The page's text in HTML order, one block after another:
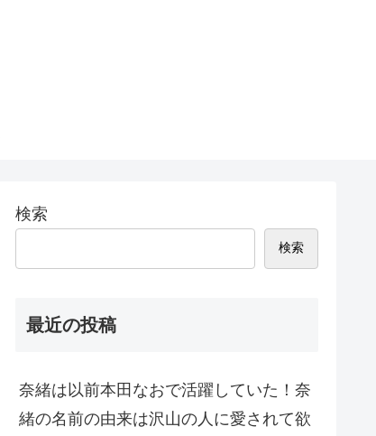
検索
検索
最近の投稿
奈緒は以前本田なおで活躍していた！奈
緒の名前の由来は沢山の人に愛されて欲